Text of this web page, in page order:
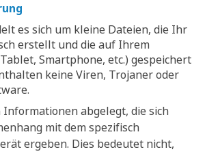
es sich um kleine Dateien, die Ihr
erstellt und die auf Ihrem
Smartphone, etc.) gespeichert
keine Viren, Trojaner oder
Informationen abgelegt, die sich
mit dem spezifisch
ergeben. Dies bedeutet nicht,